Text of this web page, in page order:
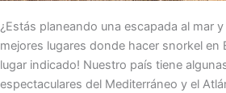
¿Estás planeando una escapada al mar
mejores lugares donde hacer snorkel en
lugar indicado! Nuestro país tiene
espectaculares del Mediterráneo y el